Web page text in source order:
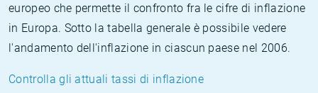
europeo che permette il confronto fra le cifre di inflazione
in Europa. Sotto la tabella generale è possibile vedere
l'andamento dell'inflazione in ciascun paese nel 2006.
Controlla gli attuali tassi di inflazione